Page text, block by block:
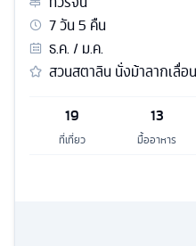
7วัน5 คืน
ธ.ค. / ม.ค.
สวนสตาลิน นั่งม้าลากเลื่อ
19
ที่เที่ยว
13
มื้ออาหาร